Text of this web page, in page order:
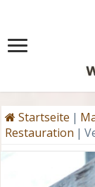
Startseite |
Restauration |